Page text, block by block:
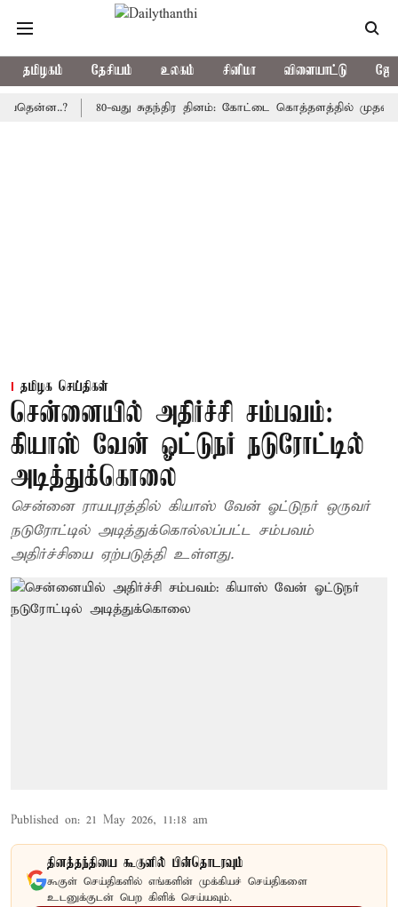
தமிழகம் தேசியம் உலகம் சினிமா விளையாட்டு
80-வது சுதந்திர தினம்: கோட்டை கொத்தளத்தில் முதல்
தமிழக செய்திகள்
சென்னையில் அதிர்ச்சி சம்பவம்:
கியாஸ் வேன் ஓட்டுநர் நடுரோட்டில்
அடித்துக்கொலை
சென்னை ராயபுரத்தில் கியாஸ் வேன் ஓட்டுநர் ஒருவர்
நடுரோட்டில் அடித்துக்கொல்லப்பட்ட சம்பவம்
அதிர்ச்சியை ஏற்படுத்தி உள்ளது.
Published on: 21 May 2026, 11:18 am
தினத்தந்தியை கூகுளில் பின்தொடரவும்
கூகுள் செய்திகளில் எங்களின் முக்கியச் செய்திகளை
உடனுக்குடன் பெற கிளிக் செய்யவும்.